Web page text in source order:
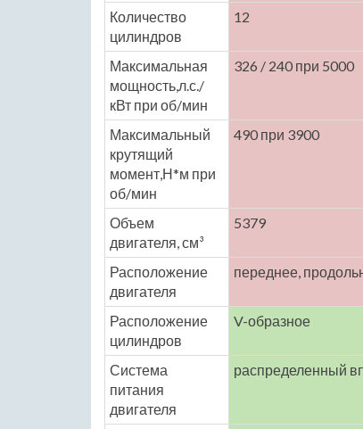
Количество
цилиндров
12
Максимальная
мощность,л.с./
кВт при об/мин
326 / 240 при 5000
Максимальный
крутящий
момент,Н*м при
об/мин
490 при 3900
Объем
двигателя, см³
5379
Расположение
двигателя
переднее,
Расположение
цилиндров
V-образное
Система
питания
двигателя
распределенный